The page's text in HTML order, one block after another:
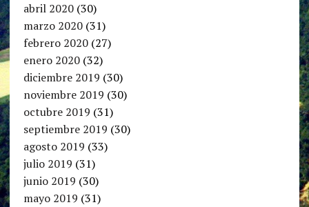
abril 2020(30)
marzo 2020(31)
febrero 2020(27)
enero 2020(32)
diciembre 2019 (30)
noviembre 2019 (30)
octubre 2019 (31)
septiembre 2019 (30)
agosto 2019 (33)
julio 2019 (31)
junio 2019 (30)
mayo 2019 (31)